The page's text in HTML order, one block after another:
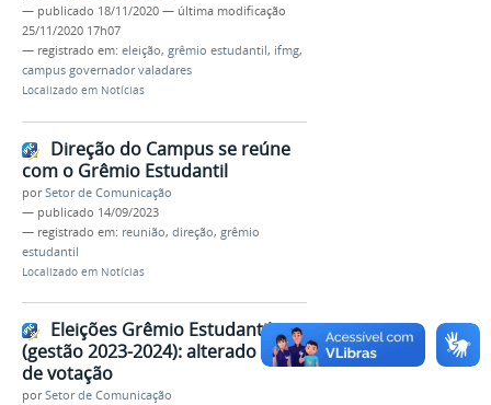
— publicado 18/11/2020 — última modificação
25/11/2020 17h07
— registrado em: eleição, grêmio estudantil, ifmg,
campus governador valadares
Localizado em Notícias
Direção do Campus se reúne
com o Grêmio Estudantil
porSetor de Comunicação
— publicado 14/09/2023
— registrado em: reunião, direção, grêmio
estudantil
Localizado em Notícias
Eleições Grêmio Estudantil
(gestão 2023-2024): alterado dia
de votação
porSetor de Comunicação